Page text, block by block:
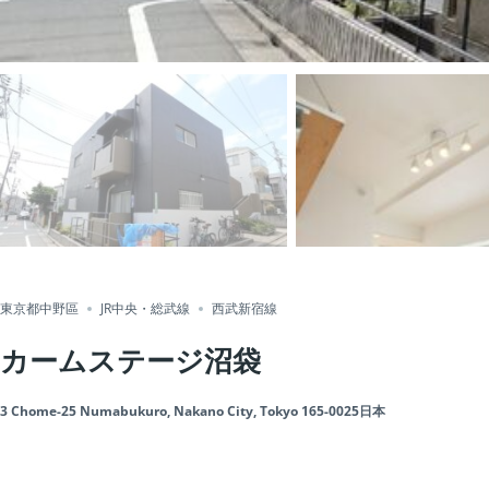
東京都中野區 JR中央・総武線 西武新宿線
カームステージ沼袋
3 Chome-25 Numabukuro, Nakano City, Tokyo 165-0025日本